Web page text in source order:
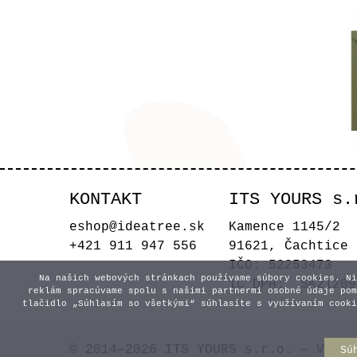
KONTAKT
eshop@ideatree.sk
+421 911 947 556
ITS YOURS
Kamence 1145/2
91621, Čachtice
IČO: 52253473
IČ DPH:
© 2014–2026 ITS YOURS s.r.o. –
Na našich webových stránkach používame súbory
reklám spracúvame spolu s našimi partnermi osobné údaje
tlačidlo „Súhlasím so všetkými“ súhlasíte s využívaním